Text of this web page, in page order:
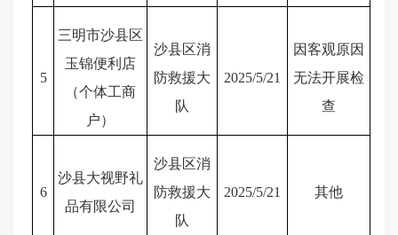
5
三明市沙县区
玉锦便利店
（个体工商
户）
沙县区消
防救援大
队
2025/5/21
因客观原因
无法开展检
查
6
沙县大视野礼
品有限公司
沙县区消
防救援大
队
2025/5/21 其他